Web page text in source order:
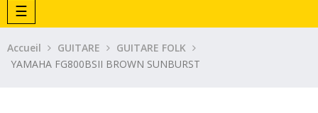
Basculer
la
navigation
☰
Accueil GUITARE
GUITARE FOLK
YAMAHA FG800BSII BROWN SUNBURST